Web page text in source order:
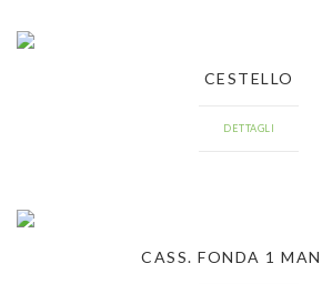
CESTELLO
DETTAGLI
CASS. FONDA 1